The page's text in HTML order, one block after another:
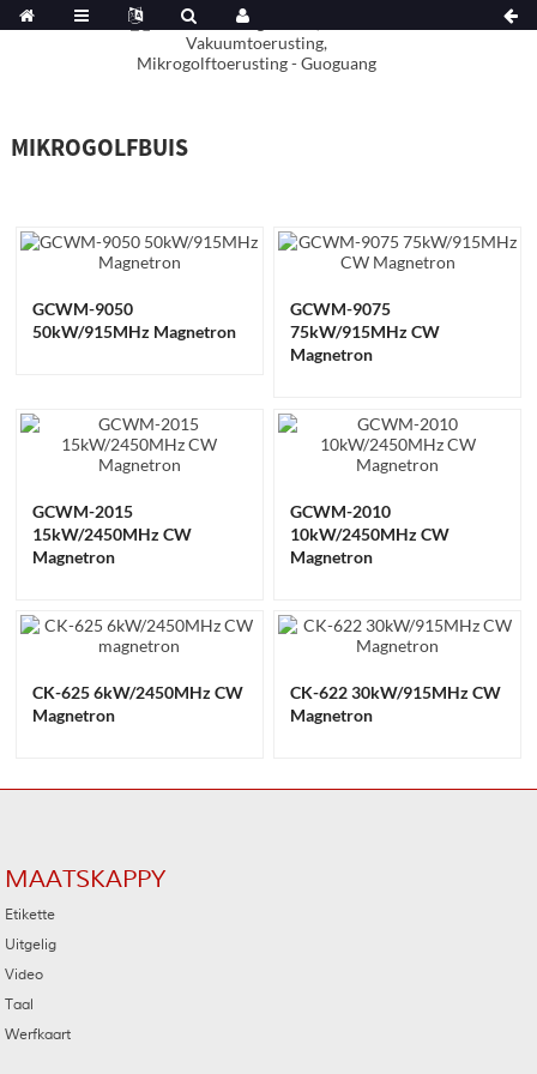
MIKROGOLFBUIS
GCWM-9050
50kW/915MHz Magnetron
GCWM-9075
75kW/915MHz CW
Magnetron
GCWM-2015
15kW/2450MHz CW
Magnetron
GCWM-2010
10kW/2450MHz CW
Magnetron
CK-625 6kW/2450MHz CW
Magnetron
CK-622 30kW/915MHz CW
Magnetron
MAATSKAPPY
Etikette
Uitgelig
Video
Taal
Werfkaart